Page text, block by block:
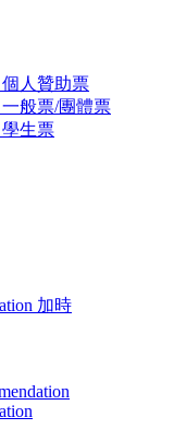
人贊助票
般票/團體票
生票
加時